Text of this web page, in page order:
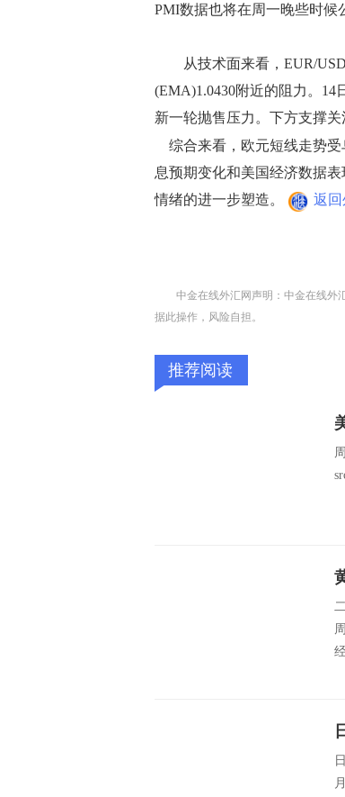
PMI数据也将在周一晚些时候
从技术面来看，EUR/USD
(EMA)1.0430附近的阻力。14
新一轮抛售压力。下方支撑关
综合来看，欧元短线走势受
息预期变化和美国经济数据
情绪的进一步塑造。
返
中金在线外汇网声明：中金在线外
据此操作，风险自担。
推荐阅读